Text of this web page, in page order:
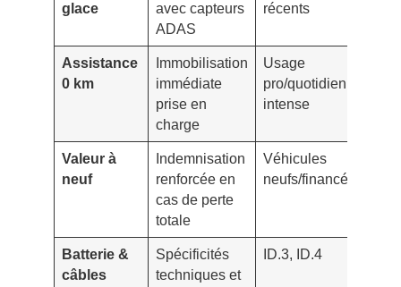
glace
avec capteurs
ADAS
récents
Assistance
0 km
Immobilisation
immédiate
prise en
charge
Usage
pro/quotidien
intense
Valeur à
neuf
Indemnisation
renforcée en
cas de perte
totale
Véhicules
neufs/financés
Batterie &
câbles
Spécificités
techniques et
ID.3, ID.4